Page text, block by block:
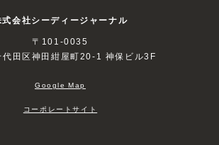
式会社シーディージャーナル
〒101-0035
代田区神田紺屋町20-1 神保ビル3F
Google Map
コーポレートサイト